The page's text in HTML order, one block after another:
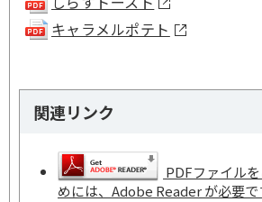
キャラメルポテト
関連リンク
PDFファイル
めには、Adobe Reader が必要で